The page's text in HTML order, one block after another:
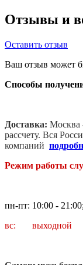
Отзывы и
Оставить отзыв
Ваш отзыв может
Способы
Доставка: Москва
рассчету. Вся
компаний
Режим работы
пн-пт: 10:00 - 21:00;
вс: выходной